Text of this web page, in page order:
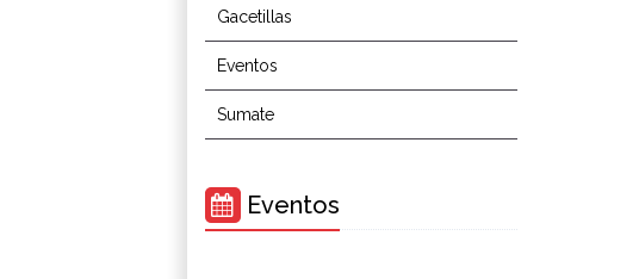
Gacetillas
Eventos
Sumate
Eventos